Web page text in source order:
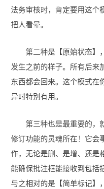
法务审核时，肯定要用这个
把人看晕。
第二种是【原始状态】
发生之前的样子。所有后来
东西都会回来。这个模式在
异时特别有用。
第三种也是最重要的，
修订功能的灵魂所在！它会
作，无论是删、是增、还是
能确保批注框能接收到包括
与之相对的是【简单标记】